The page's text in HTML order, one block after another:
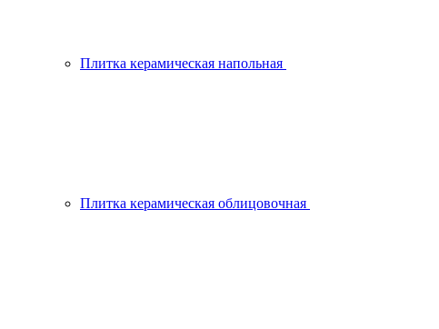
Плитка керамическая напольная
Плитка керамическая облицовочная